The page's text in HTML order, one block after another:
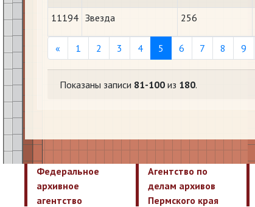
11194 Звезда 256
« Previous
1 2 3 4 5 6 7 8 9
Показаны записи 81-100 из 180.
Федеральное
архивное
агентство
Агентство по
делам архивов
Пермского края